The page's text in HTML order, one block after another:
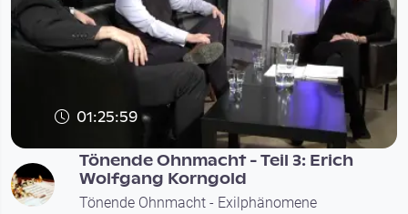
01:25:59
Tönende Ohnmacht - Teil 3: Erich
Wolfgang Korngold
Tönende Ohnmacht - Exilphänomene